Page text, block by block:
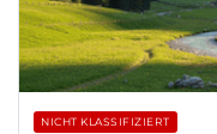
NICHT KLASSIFIZIERT